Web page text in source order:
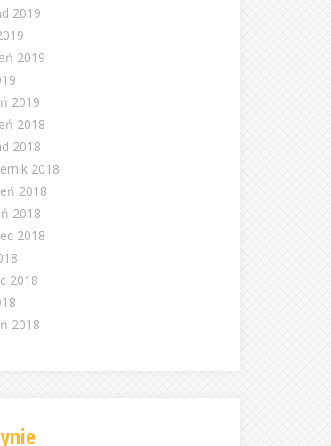
2019
2019
2019
2018
2018
2018
2018
2018
2018
2018
2018